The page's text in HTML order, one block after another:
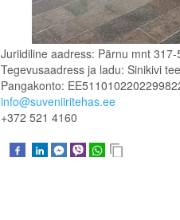
Juriidiline aadress: Pärnu mnt
Tegevusaadress ja ladu: Sinikivi
Pangakonto:
info@suveniiritehas.ee
+372 521 4160